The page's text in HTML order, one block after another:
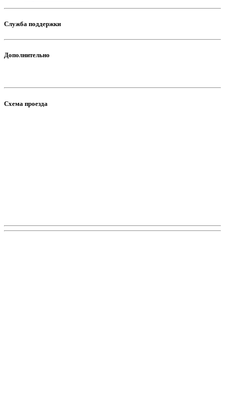
Служба поддержки
Дополнительно
Схема проезда